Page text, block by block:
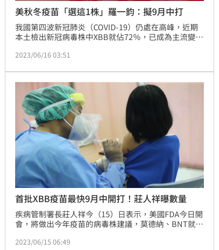
美秋冬疫苗「選這1株」羅一鈞：擬9月中打
我國第四波新冠肺炎（COVID-19）仍處在高峰，近期
本土檢出新冠病毒株中XBB就佔72％，已成為主流變異
食品藥物管理局（FDA）已經正式拍板、建議選用XBB
價疫苗株接種，疾管署將持續跟莫德納公司保持聯繫。
若疫苗上市順利，國內最快9月中打得到。（記者：簡
浩正）
2023/06/16 03:51
首批XBB疫苗最快9月中開打！莊人祥曝數量
疾病管制署長莊人祥今（15）日表示，美國FDA今日開
會，將做出今年疫苗的病毒株建議，莫德納、BNT就會
灣最快在9月初引進、約一週時間審查EUA、9月中旬開
2023/06/15 06:49